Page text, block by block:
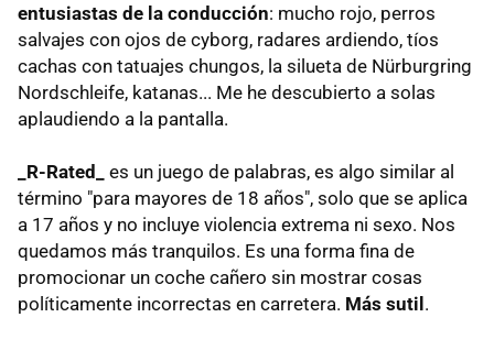
entusiastas de la conducción: mucho rojo, perros
salvajes con ojos de cyborg, radares ardiendo, tíos
cachas con tatuajes chungos, la silueta de Nürburgring
Nordschleife, katanas... Me he descubierto a solas
aplaudiendo a la pantalla.
_R-Rated_
es un juego de palabras, es algo similar al
término "para mayores de 18 años", solo que se aplica
a 17 años y no incluye violencia extrema ni sexo. Nos
quedamos más tranquilos. Es una forma fina de
promocionar un coche cañero sin mostrar cosas
políticamente incorrectas en carretera. Más sutil .